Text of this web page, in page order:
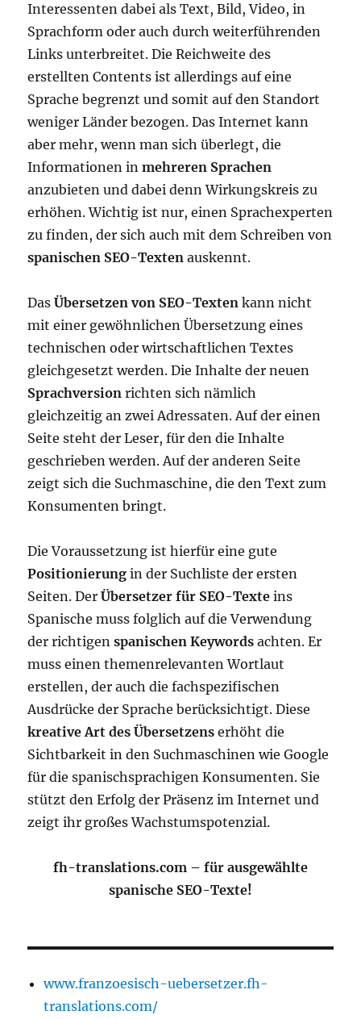
Interessenten dabei als Text, Bild, Video, in
Sprachform oder auch durch weiterführenden
Links unterbreitet. Die Reichweite des
erstellten Contents ist allerdings auf eine
Sprache begrenzt und somit auf den Standort
weniger Länder bezogen. Das Internet kann
aber mehr, wenn man sich überlegt, die
Informationen inmehreren Sprachen
anzubieten und dabei denn Wirkungskreis zu
erhöhen. Wichtig ist nur, einen Sprachexperten
zu finden, der sich auch mit dem Schreiben von
spanischen SEO-Texten auskennt.
DasÜbersetzen von SEO-Texten kann nicht
mit einer gewöhnlichen Übersetzung eines
technischen oder wirtschaftlichen Textes
gleichgesetzt werden. Die Inhalte der neuen
Sprachversion richten sich nämlich
gleichzeitig an zwei Adressaten. Auf der einen
Seite steht der Leser, für den die Inhalte
geschrieben werden. Auf der anderen Seite
zeigt sich die Suchmaschine, die den Text zum
Konsumenten bringt.
Die Voraussetzung ist hierfür eine gute
Positionierung in der Suchliste der ersten
Seiten. DerÜbersetzer für SEO-Texte ins
Spanische muss folglich auf die Verwendung
der richtigenspanischen Keywords achten. Er
muss einen themenrelevanten Wortlaut
erstellen, der auch die fachspezifischen
Ausdrücke der Sprache berücksichtigt. Diese
kreative Art des Übersetzens erhöht die
Sichtbarkeit in den Suchmaschinen wie Google
für die spanischsprachigen Konsumenten. Sie
stützt den Erfolg der Präsenz im Internet und
zeigt ihr großes Wachstumspotenzial.
fh-translations.com – für ausgewählte
spanische SEO-Texte!
www.franzoesisch-uebersetzer.fh-
translations.com/